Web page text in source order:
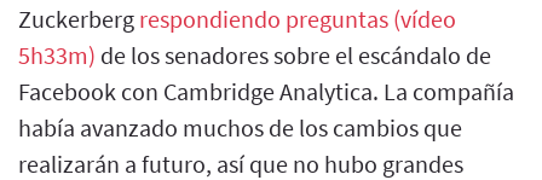
Zuckerberg respondiendo preguntas (vídeo
5h33m) de los senadores sobre el escándalo de
Facebook con Cambridge Analytica. La compañía
había avanzado muchos de los cambios que
realizarán a futuro, así que no hubo grandes